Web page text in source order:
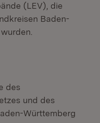
(LEV), die
Baden-
des
und des
Württemberg